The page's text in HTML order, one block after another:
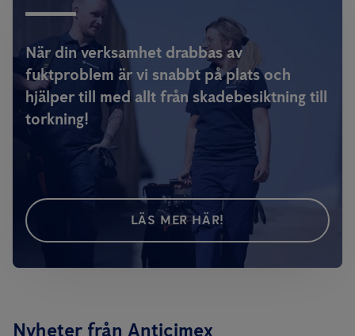
När din verksamhet drabbas av
fuktproblem är vi snabbt på plats och
hjälper till med allt från skadebesiktning till
torkning!
LÄS MER HÄR!
Nyheter från Anticimex